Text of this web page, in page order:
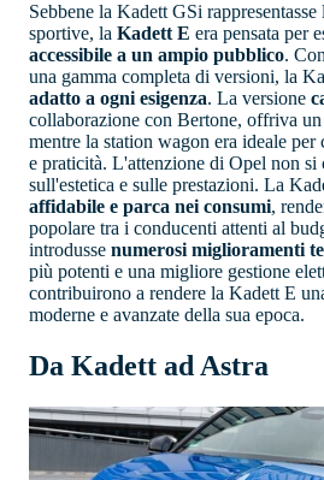
Sebbene la Kadett GSi
sportive, la Kadett E era pensata per
accessibile a un ampio pubblico.
una gamma completa di versioni, la
adatto a ogni esigenza. La versione
collaborazione con Bertone, offriva
mentre la station wagon era ideale per
e praticità. L'attenzione di Opel non si
sull'estetica e sulle prestazioni. La
affidabile e parca nei consumi,
popolare tra i conducenti attenti al
introdusse numerosi miglioramenti
più potenti e una migliore gestione
contribuirono a rendere la Kadett E
moderne e avanzate della sua epoca.
Da Kadett ad Astra